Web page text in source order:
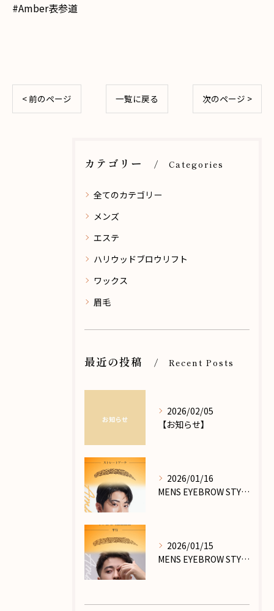
#Amber表参道
< 前のページ 一覧に戻る 次のページ >
カテゴリー Categories
全てのカテゴリー
メンズ
エステ
ハリウッドブロウリフト
ワックス
眉毛
最近の投稿 Recent Posts
2026/02/05
【お知らせ】
2026/01/16
MENS EYEBROW STYLE_PART.Ⅶ
2026/01/15
MENS EYEBROW STYLE_PART.Ⅵ